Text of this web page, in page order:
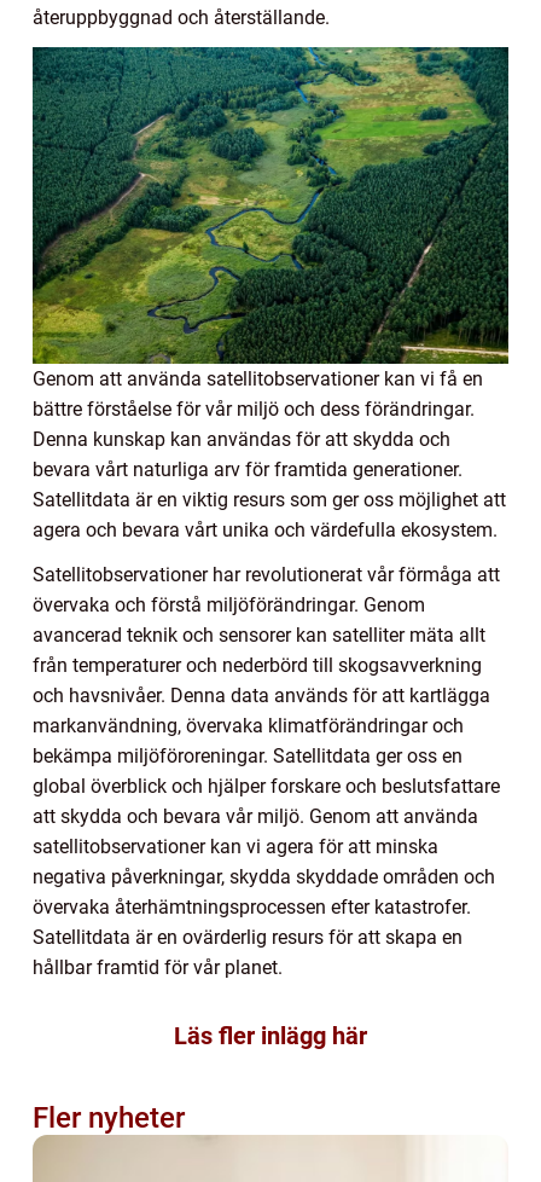
återuppbyggnad och återställande.
Genom att använda satellitobservationer kan vi få en
bättre förståelse för vår miljö och dess förändringar.
Denna kunskap kan användas för att skydda och
bevara vårt naturliga arv för framtida generationer.
Satellitdata är en viktig resurs som ger oss möjlighet att
agera och bevara vårt unika och värdefulla ekosystem.
Satellitobservationer har revolutionerat vår förmåga att
övervaka och förstå miljöförändringar. Genom
avancerad teknik och sensorer kan satelliter mäta allt
från temperaturer och nederbörd till skogsavverkning
och havsnivåer. Denna data används för att kartlägga
markanvändning, övervaka klimatförändringar och
bekämpa miljöföroreningar. Satellitdata ger oss en
global överblick och hjälper forskare och beslutsfattare
att skydda och bevara vår miljö. Genom att använda
satellitobservationer kan vi agera för att minska
negativa påverkningar, skydda skyddade områden och
övervaka återhämtningsprocessen efter katastrofer.
Satellitdata är en ovärderlig resurs för att skapa en
hållbar framtid för vår planet.
Läs fler inlägg här
Fler nyheter